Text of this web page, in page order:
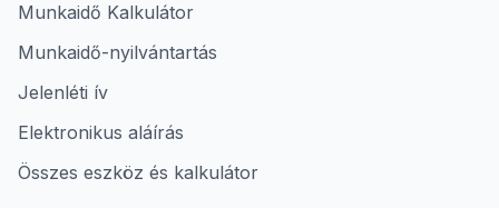
Munkaidő Kalkulátor
Munkaidő-nyilvántartás
Jelenléti ív
Elektronikus aláírás
Összes eszköz és kalkulátor